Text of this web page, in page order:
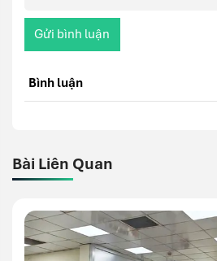
Gửi bình luận
Bình luận
Bài Liên Quan